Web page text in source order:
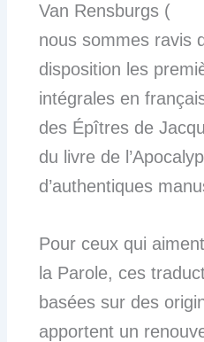
Van Rensburgs (
nous sommes ravis
disposition les
intégrales en
des Épîtres de
du livre de
d’authentiques
Pour ceux qui
la Parole, ces
basées sur des
apportent un